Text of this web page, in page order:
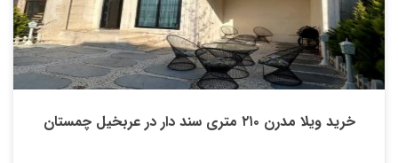
خرید ویلا مدرن ۲۱۰ متری سند دار در عربخیل چمستان